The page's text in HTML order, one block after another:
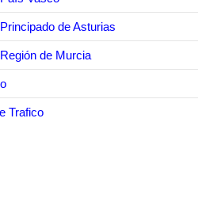
de Asturias
de Murcia
Trafico